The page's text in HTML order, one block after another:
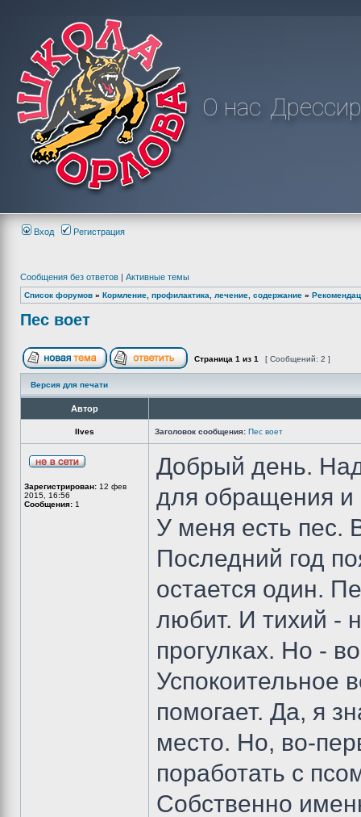
О нас
Вход Регистрация
Сообщения без ответов | Активные темы
Список форумов » Кормление, профилактика, лечение, содержание »
Пес воет
Страница 1 из 1 [ Сообщений: 2 ]
Версия для печати
Автор
Ilves Заголовок сообщения: Пес воет
Зарегистрирован: 12 фев
2015, 16:56
Сообщения: 1
Добрый день.
для обращения
У меня есть пес.
Последний год
остается один.
любит. И тихий -
прогулках. Но -
Успокоительное
помогает. Да, я
место. Но, во-
поработать с
Собственно